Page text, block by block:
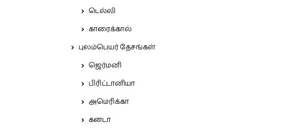
டெல்லி
காரைக்கால்
புலம்பெயர் தேசங்கள்
ஜெர்மனி
பிரிட்டானியா
அமெரிக்கா
கனடா